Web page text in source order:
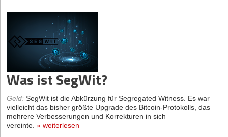
Was ist SegWit?
Geld: SegWit ist die Abkürzung für Segregated Witness. Es war
vielleicht das bisher größte Upgrade des Bitcoin-Protokolls, das
mehrere Verbesserungen und Korrekturen in sich
vereinte. » weiterlesen